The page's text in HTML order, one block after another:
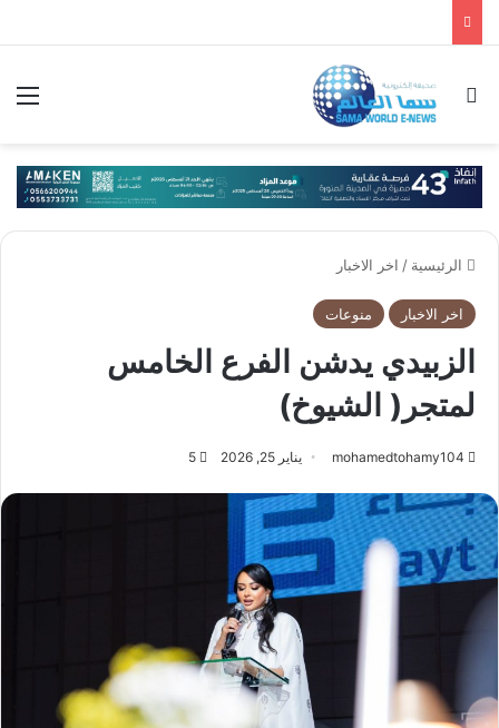
بحث عن
الرئيسية / اخر الاخبار
اخر الاخبار منوعات
الزبيدي يدشن الفرع الخامس
لمتجر( الشيوخ)
mohamedtohamy104 يناير 25, 2026 5